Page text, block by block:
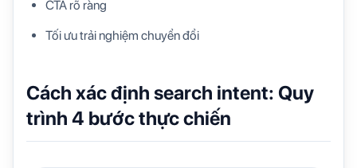
CTA rõ ràng
Tối ưu trải nghiệm chuyển đổi
Cách xác định search intent: Quy
trình 4 bước thực chiến